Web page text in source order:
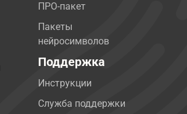
ПРО-пакет
Пакеты
нейросимволов
Поддержка
Инструкции
Служба поддержки